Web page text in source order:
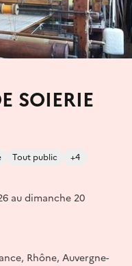
SOIERIE
Tout public +4
au dimanche 20
Rhône, Auvergne-